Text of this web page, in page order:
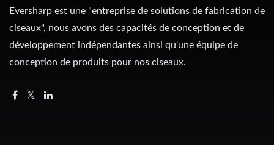
Eversharp est une "entreprise de solutions de fabrication de
ciseaux", nous avons des capacités de conception et de
développement indépendantes ainsi qu'une équipe de
conception de produits pour nos ciseaux.